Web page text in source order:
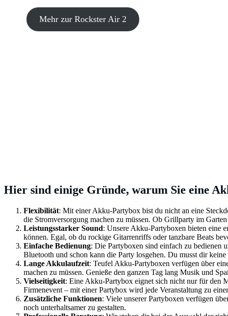
Mehr zur Rockster Air 2
Hier sind einige Gründe, warum Sie eine
Flexibilität: Mit einer Akku-Partybox bist du nicht an eine
die Stromversorgung machen zu müssen. Ob Grillparty im
Leistungsstarker Sound: Unsere Akku-Partyboxen bieten eine
können. Egal, ob du rockige Gitarrenriffs oder tanzbare Beats
Einfache Bedienung: Die Partyboxen sind einfach zu bedienen
Bluetooth und schon kann die Party losgehen. Du musst dir
Lange Akkulaufzeit: Teufel Akku-Partyboxen verfügen über
machen zu müssen. Genieße den ganzen Tag lang Musik und
Vielseitigkeit: Eine Akku-Partybox eignet sich nicht nur für den
Firmenevent – mit einer Partybox wird jede Veranstaltung zu
Zusätzliche Funktionen: Viele unserer Partyboxen verfügen
noch unterhaltsamer zu gestalten.